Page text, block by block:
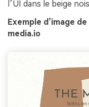
l’UI dans le beige
Exemple d’image
media.io